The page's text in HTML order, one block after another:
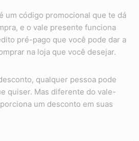
um código promocional que te dá
e o vale presente funciona
pré-pago que você pode dar a
na loja que você desejar.
qualquer pessoa pode
quiser. Mas diferente do vale-
um desconto em suas